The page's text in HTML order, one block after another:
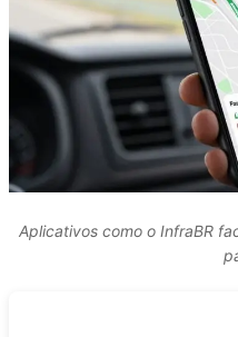
Aplicativos como o InfraBR